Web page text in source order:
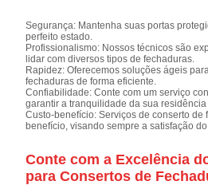
Segurança: Mantenha suas portas
perfeito estado.
Profissionalismo: Nossos técnicos são
lidar com diversos tipos de fechaduras.
Rapidez: Oferecemos soluções ágeis
fechaduras de forma eficiente.
Confiabilidade: Conte com um serviço
garantir a tranquilidade da sua residência
Custo-benefício: Serviços de conserto de
benefício, visando sempre a satisfação do
Conte com a Excelência
para Consertos de